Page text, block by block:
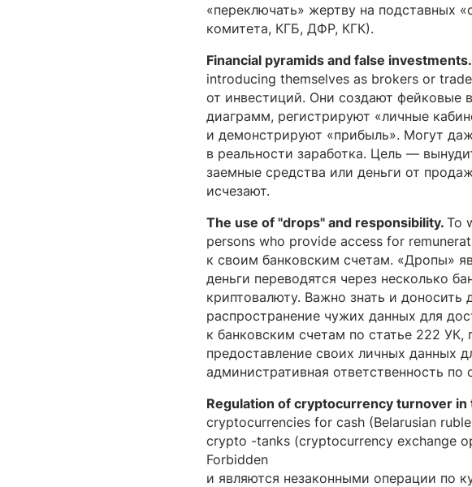
«переключать» жертву на подставных
комитета, КГБ, ДФР, КГК).
Financial pyramids and false investments.
introducing themselves as brokers or
от инвестиций. Они создают
диаграмм, регистрируют «личные
и демонстрируют «прибыль». Могут
в реальности заработка. Цель —
заемные средства или деньги от
исчезают.
The use of "drops" and responsibility. To
persons who provide access for
к своим банковским счетам. «Дропы»
деньги переводятся через несколько
криптовалюту. Важно знать и доносить
распространение чужих данных для
к банковским счетам по статье 222
предоставление своих личных данных
административная ответственность по
Regulation of cryptocurrency turnover in
cryptocurrencies for cash (Belarusian
crypto -tanks (cryptocurrency exchange
Forbidden
и являются незаконными операции по